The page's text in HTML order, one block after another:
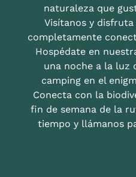
naturaleza que
Visítanos y
completamente
Hospédate en
una noche a la luz
camping en el
Conecta con la
fin de semana de la
tiempo y llámanos